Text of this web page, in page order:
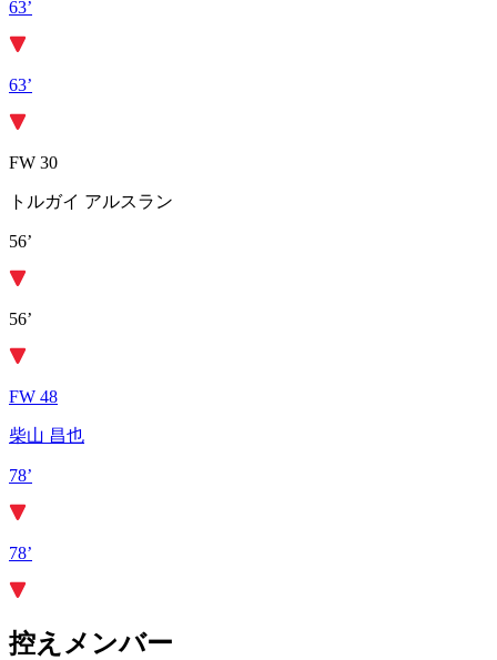
63’
63’
FW 30
トルガイ アルスラン
56’
56’
FW 48
柴山 昌也
78’
78’
控えメンバー